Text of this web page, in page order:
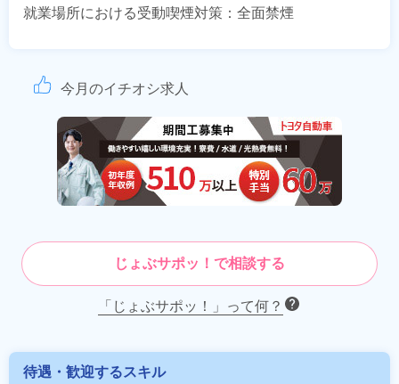
就業場所における受動喫煙対策：全面禁煙
今月のイチオシ求人
じょぶサポッ！で相談する
「じょぶサポッ！」って何？
待遇・歓迎するスキル